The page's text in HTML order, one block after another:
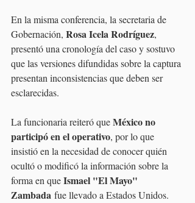
En la misma conferencia, la secretaria de
Gobernación, Rosa Icela Rodríguez,
presentó una cronología del caso y sostuvo
que las versiones difundidas sobre la captura
presentan inconsistencias que deben ser
esclarecidas.
La funcionaria reiteró que México no
participó en el operativo, por lo que
insistió en la necesidad de conocer quién
ocultó o modificó la información sobre la
forma en que Ismael "El Mayo"
Zambada fue llevado a Estados Unidos.